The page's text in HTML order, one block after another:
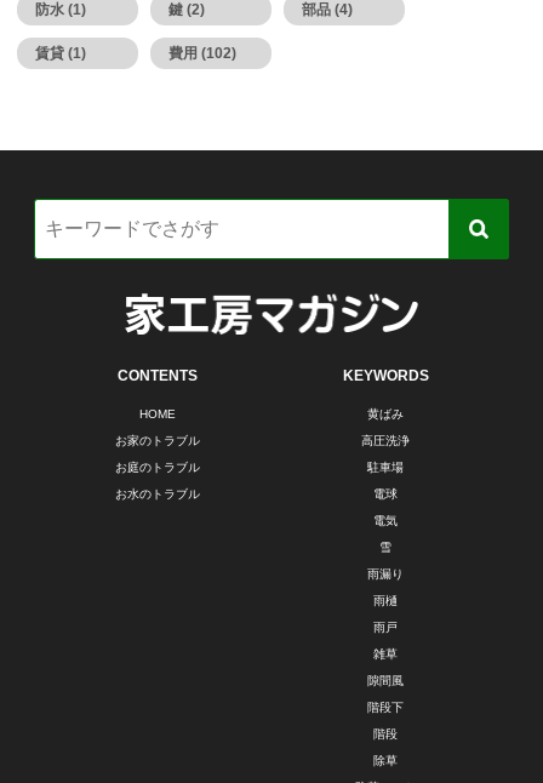
防水 (1) 鍵 (2) 部品 (4)
賃貸 (1) 費用 (102)
CONTENTS
HOME
お家のトラブル
お庭のトラブル
お水のトラブル
KEYWORDS
黄ばみ
高圧洗浄
駐車場
電球
電気
雪
雨漏り
雨樋
雨戸
雑草
隙間風
階段下
階段
除草